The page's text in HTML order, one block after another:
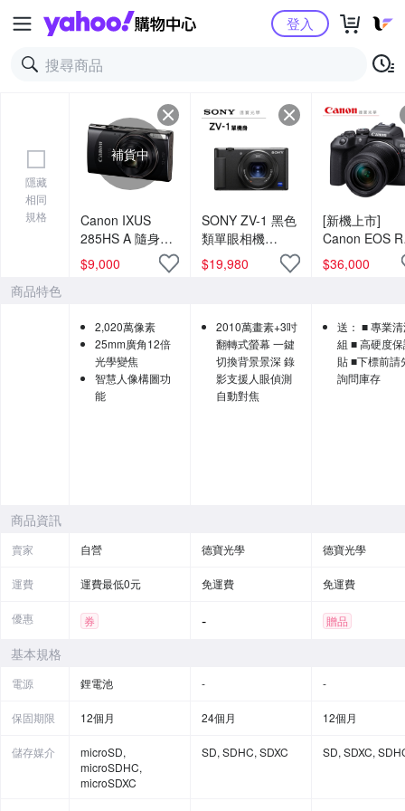
Yahoo購物中心登入
隱藏
相同
規格
補貨中
Canon IXUS
285HS A 隨身數
位相機(公司貨)
$9,000
SONY ZV-1 黑色
類單眼相機
VLOG 影音創作
直播 總代理公司
$19,980
[新機上市]
Canon EOS
+ RF-S 18-
150mm KIT組
$36,000
商品特色
2,020萬像素
25mm廣角12倍
光學變焦
智慧人像構圖功
能
2010萬畫素+3吋
翻轉式螢幕 一鍵
切換背景景深 錄
影支援人眼偵測
自動對焦
送： ■ 專業
組 ■ 高硬度
貼 ■下標前請
詢問庫存
商品資訊
賣家 自營 德寶光學 德寶光學
運費 運費最低0元 免運費 免運費
優惠 券 - 贈品
基本規格
電源 鋰電池 - -
保固期限 12個月 24個月 12個月
儲存媒介
microSD,
microSDHC,
microSDXC
SD, SDHC, SDXC SD, SDXC,